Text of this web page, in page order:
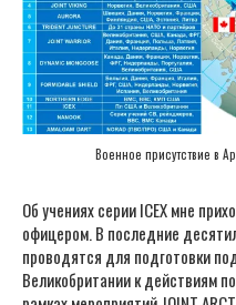
Военное присутствие в
Об учениях серии ICEX мне
офицером. В последние
проводятся для подготовки
Великобритании к действиям